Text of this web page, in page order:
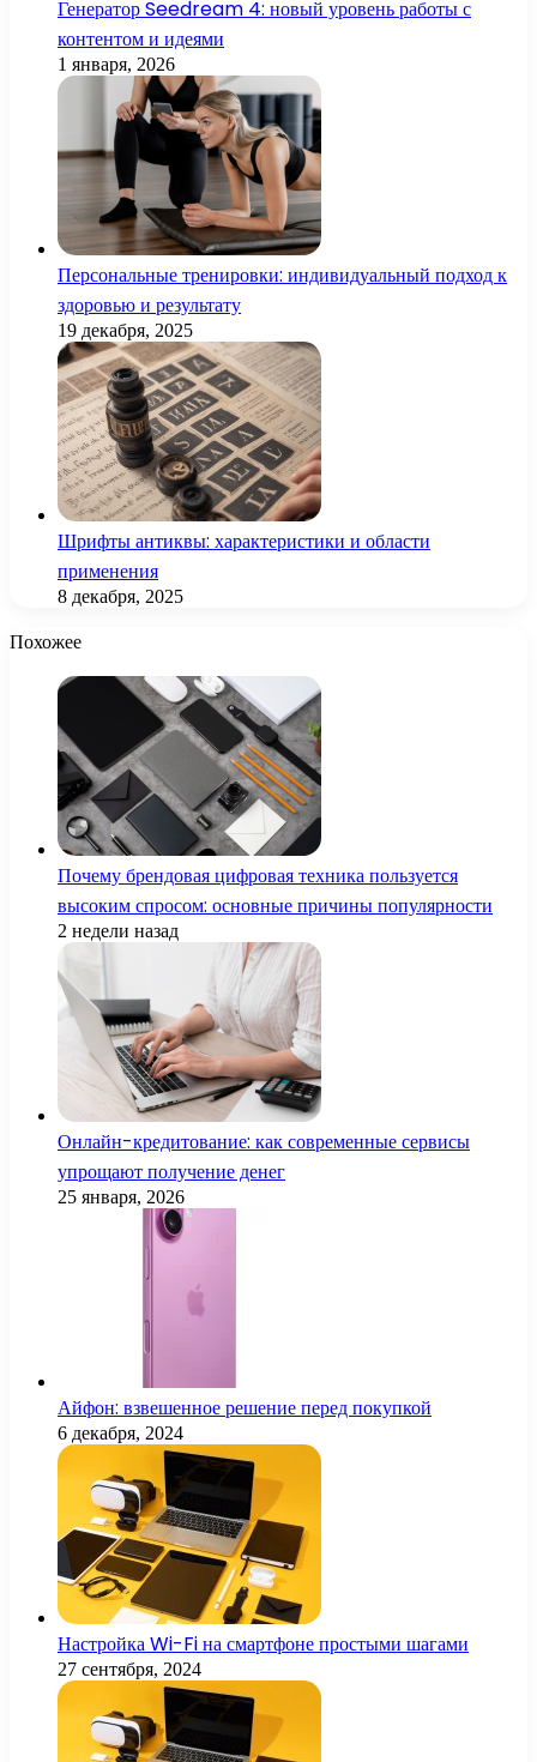
Генератор Seedream 4: новый уровень работы с
контентом и идеями
1 января, 2026
Персональные тренировки: индивидуальный подход к
здоровью и результату
19 декабря, 2025
Шрифты антиквы: характеристики и области
применения
8 декабря, 2025
Похожее
Почему брендовая цифровая техника пользуется
высоким спросом: основные причины популярности
2 недели назад
Онлайн-кредитование: как современные сервисы
упрощают получение денег
25 января, 2026
Айфон: взвешенное решение перед покупкой
6 декабря, 2024
Настройка Wi-Fi на смартфоне простыми шагами
27 сентября, 2024